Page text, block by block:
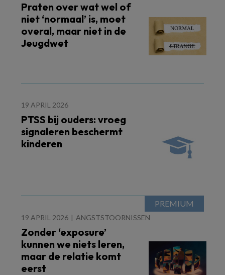
Praten over wat wel of
niet ‘normaal’ is, moet
overal, maar niet in de
Jeugdwet
19 APRIL 2026
PTSS bij ouders: vroeg
signaleren beschermt
kinderen
19 APRIL 2026 ANGSTSTOORNISSEN
Zonder ‘exposure’
kunnen we niets leren,
maar de relatie komt
eerst